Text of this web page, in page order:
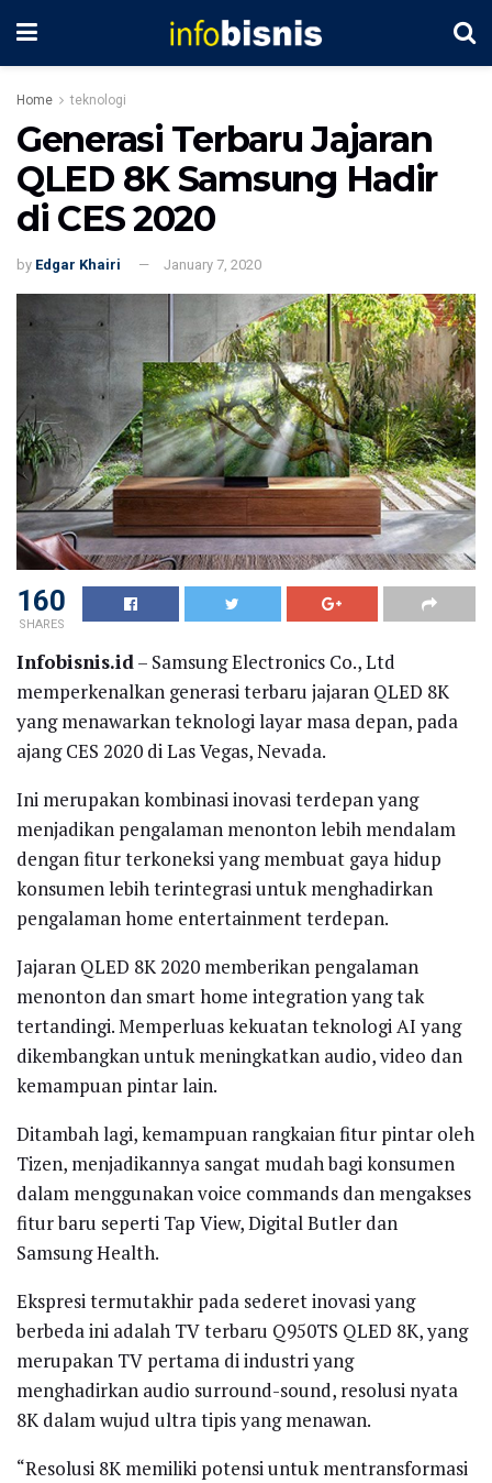
Home teknologi
Generasi Terbaru Jajaran
QLED 8K Samsung Hadir
di CES 2020
by Edgar Khairi January 7, 2020
160
SHARES
Infobisnis.id – Samsung Electronics Co., Ltd
memperkenalkan generasi terbaru jajaran QLED 8K
yang menawarkan teknologi layar masa depan, pada
ajang CES 2020 di Las Vegas, Nevada.
Ini merupakan kombinasi inovasi terdepan yang
menjadikan pengalaman menonton lebih mendalam
dengan fitur terkoneksi yang membuat gaya hidup
konsumen lebih terintegrasi untuk menghadirkan
pengalaman home entertainment terdepan.
Jajaran QLED 8K 2020 memberikan pengalaman
menonton dan smart home integration yang tak
tertandingi. Memperluas kekuatan teknologi AI yang
dikembangkan untuk meningkatkan audio, video dan
kemampuan pintar lain.
Ditambah lagi, kemampuan rangkaian fitur pintar oleh
Tizen, menjadikannya sangat mudah bagi konsumen
dalam menggunakan voice commands dan mengakses
fitur baru seperti Tap View, Digital Butler dan
Samsung Health.
Ekspresi termutakhir pada sederet inovasi yang
berbeda ini adalah TV terbaru Q950TS QLED 8K, yang
merupakan TV pertama di industri yang
menghadirkan audio surround-sound, resolusi nyata
8K dalam wujud ultra tipis yang menawan.
“Resolusi 8K memiliki potensi untuk mentransformasi